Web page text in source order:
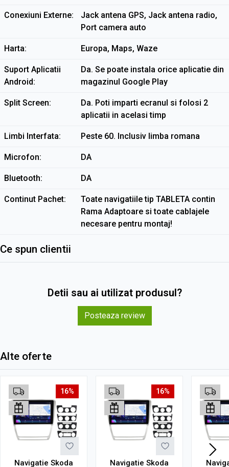
Conexiuni Externe
Jack antena GPS, Jack antena radio,
Port camera auto
Harta Europa, Maps, Waze
Suport Aplicatii
Android
Da. Se poate instala orice aplicatie din
magazinul Google Play
Split Screen
Da. Poti imparti ecranul si folosi 2
aplicatii in acelasi timp
Limbi Interfata Peste 60. Inclusiv limba romana
Microfon DA
Bluetooth DA
Continut Pachet
Toate navigatiile tip TABLETA contin
Rama Adaptoare si toate cablajele
necesare pentru montaj!
Ce spun clientii
Detii sau ai utilizat produsul?
Posteaza review
Alte oferte
16%
Navigatie Skoda
16%
Navigatie Skoda